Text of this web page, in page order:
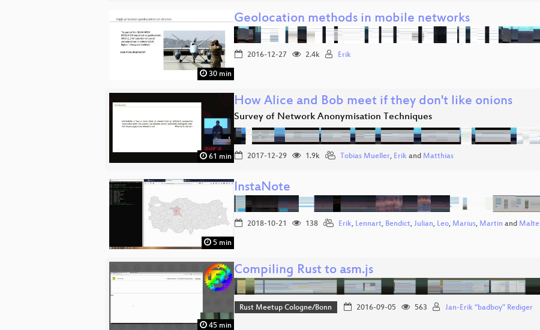
30 min
Geolocation methods in mobile networks
2016-12-27 2.4k Erik
61 min
How Alice and Bob meet if they don't like onions
Survey of Network Anonymisation Techniques
2017-12-29 1.9k Tobias Mueller, Erik and Matthias
5 min
InstaNote
2018-10-21 138 Erik, Lennart, Bendict, Julian, Leo, Marius, Martin and Malte
45 min
Compiling Rust to asm.js
Rust Meetup Cologne/Bonn 2016-09-05 563 Jan-Erik “badboy” Rediger